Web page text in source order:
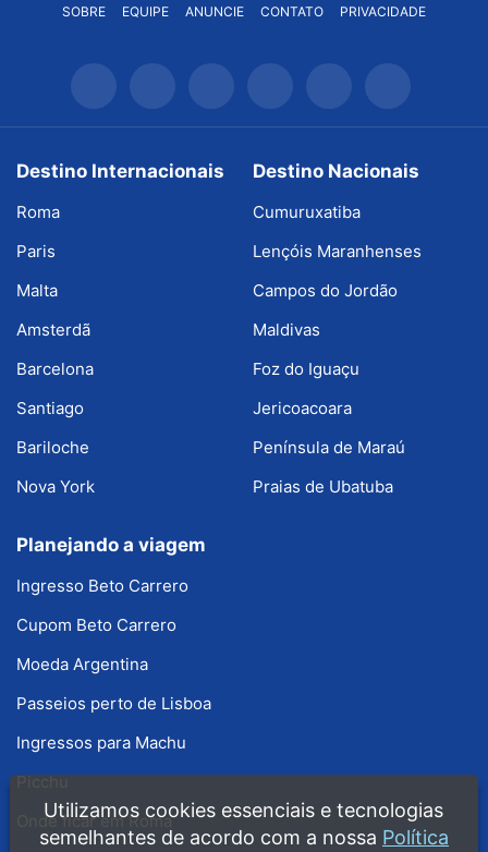
SOBRE EQUIPE ANUNCIE CONTATO PRIVACIDADE
Destino Internacionais
Roma
Paris
Malta
Amsterdã
Barcelona
Santiago
Bariloche
Nova York
Destino Nacionais
Cumuruxatiba
Lençóis Maranhenses
Campos do Jordão
Maldivas
Foz do Iguaçu
Jericoacoara
Península de Maraú
Praias de Ubatuba
Planejando a viagem
Ingresso Beto Carrero
Cupom Beto Carrero
Moeda Argentina
Passeios perto de Lisboa
Ingressos para Machu
Picchu
Onde ficar em Roma
Utilizamos cookies essenciais e tecnologias
semelhantes de acordo com a nossa Política